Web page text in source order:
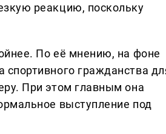
реакцию, поскольку
По её мнению, на фоне
гражданства
При этом главным она
выступление под